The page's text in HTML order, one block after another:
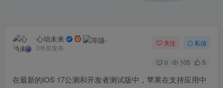
心动未来
3年前发布
关注 私信
0 105 5
在最新的iOS 17公测和开发者测试版中，苹果在支持应用中